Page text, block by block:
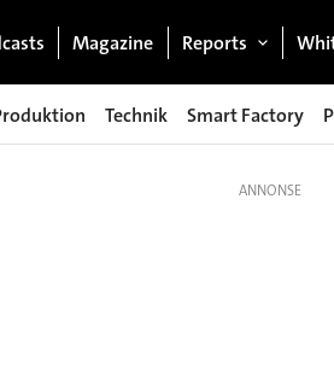
Magazine Reports
Technik Smart Factory